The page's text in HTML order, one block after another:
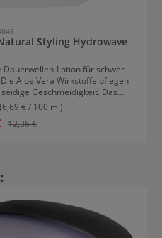
Styling Hydrowave
Lotion für schwer
Aloe Vera Wirkstoffe pflegen
Geschmeidigkeit. Das
und geschmeidige Locken und
Geschmeidige und seidige Dauerwellen
(6,69 € / 100 ml)
Regulärer Preis:
12,36 €